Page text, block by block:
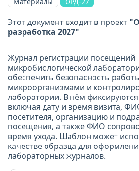
Этот документ входит в проект
разработка 2027"
Журнал регистрации посещений
микробиологической
обеспечить безопасность
микроорганизмами и
лаборатории. В нём
включая дату и время визита,
посетителя, организацию и
посещения, а также ФИО
время ухода. Шаблон может
качестве образца для
лабораторных журналов.